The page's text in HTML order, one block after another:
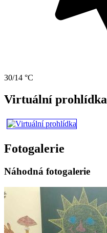
30/14 °C
Virtuální prohlídka
Fotogalerie
Náhodná fotogalerie